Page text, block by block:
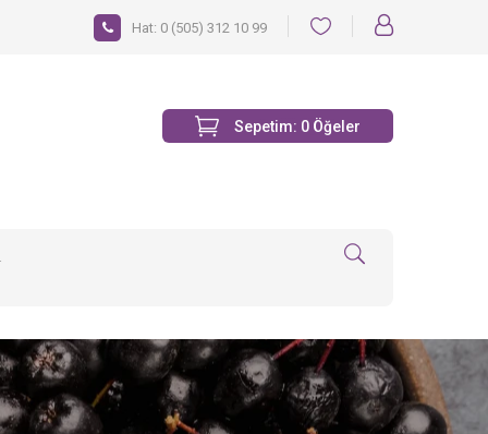
Hat: 0 (505) 312 10 99
Sepetim: 0 Öğeler